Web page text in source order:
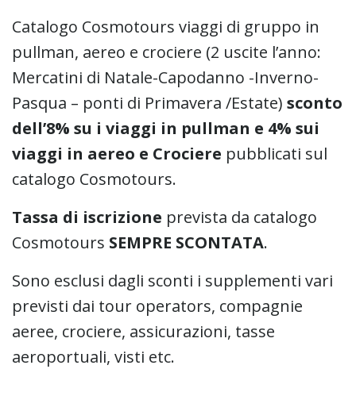
Catalogo Cosmotours viaggi di gruppo in
pullman, aereo e crociere (2 uscite l’anno:
Mercatini di Natale-Capodanno -Inverno-
Pasqua – ponti di Primavera /Estate) sconto
dell’8% su i viaggi in pullman e 4% sui
viaggi in aereo e Crociere pubblicati sul
catalogo Cosmotours.
Tassa di iscrizione prevista da catalogo
Cosmotours SEMPRE SCONTATA.
Sono esclusi dagli sconti i supplementi vari
previsti dai tour operators, compagnie
aeree, crociere, assicurazioni, tasse
aeroportuali, visti etc.